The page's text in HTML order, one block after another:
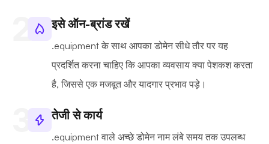
इसे ऑन-ब्रांड रखें
.equipment के साथ आपका डोमेन सीधे तौर पर यह
प्रदर्शित करना चाहिए कि आपका व्यवसाय क्या पेशकश करता
है, जिससे एक मजबूत और यादगार प्रभाव पड़े।
तेजी से कार्य
.equipment वाले अच्छे डोमेन नाम लंबे समय तक उपलब्ध